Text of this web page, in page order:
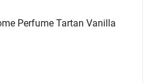
Perfume Tartan Vanilla